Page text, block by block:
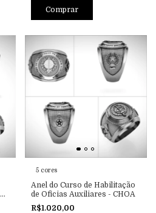
Comprar
5 cores
Anel do Curso de Habilitação
de Oficias Auxiliares - CHOA
R$1.020,00